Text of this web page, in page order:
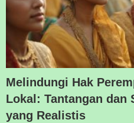
Melindungi Hak
Lokal: Tantangan dan
yang Realistis